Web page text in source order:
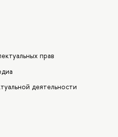
прав
деятельности